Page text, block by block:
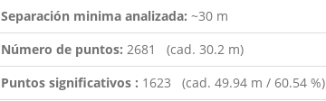
Separación minima analizada: ~30 m
Número de puntos: 2681 (cad. 30.2 m)
Puntos significativos : 1623 (cad. 49.94 m / 60.54 %)